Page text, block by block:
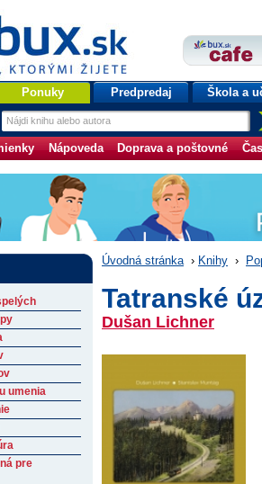
Ponuky Predpredaj Škola a
Nápoveda Doprava a poštovné
Úvodná stránka › Knihy ›
Tatranské
Dušan Lichner
umenia
pre